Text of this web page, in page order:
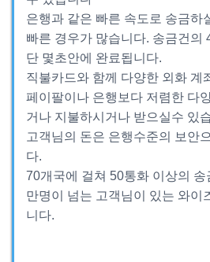
은행과 같은 빠른 속도로 송금하
빠른 경우가 많습니다. 송금건의
단 몇초안에 완료됩니다.
직불카드와 함께 다양한 외화 계
페이팔이나 은행보다 저렴한 다
거나 지불하시거나 받으실수 있
고객님의 돈은 은행수준의 보안
다.
70개국에 걸쳐 50통화 이상의 송
만명이 넘는 고객님이 있는 와이
니다.